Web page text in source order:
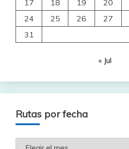
17
18 19 20
24
25 26 27
31
« Jul
Rutas por fecha
Rutas